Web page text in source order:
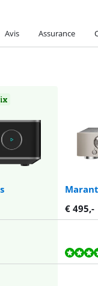
Avis Assurance
€ 495,-